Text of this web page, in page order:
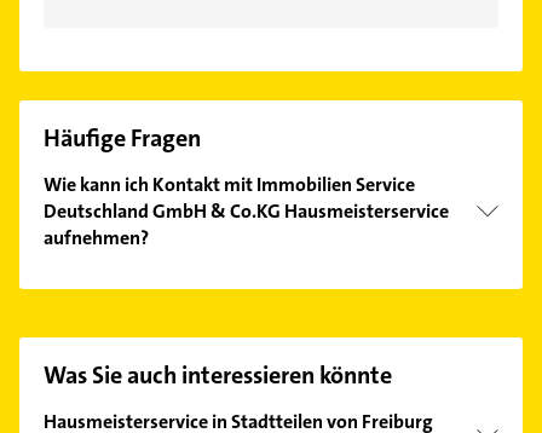
Häufige Fragen
Wie kann ich Kontakt mit Immobilien Service
Deutschland GmbH & Co.KG Hausmeisterservice
aufnehmen?
unserem Kontaktdaten-Bereich auswählen. Hier
finden Sie alle
Kontaktdaten.
Was Sie auch interessieren könnte
Hausmeisterservice in Stadtteilen von Freiburg